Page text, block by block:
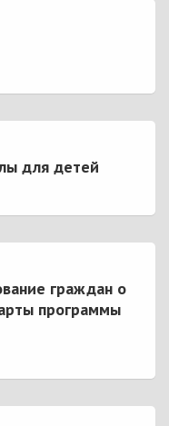
для детей
граждан о
программы